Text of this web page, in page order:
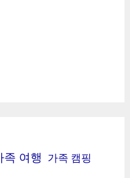
족 여행 가족 캠핑